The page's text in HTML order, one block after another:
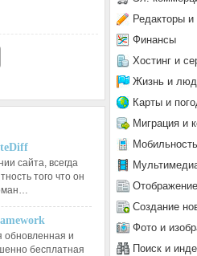
сайта, всегда
того что он
обновленная и
бесплатная
Редакторы и
Финансы
Хостинг и
Жизнь и
Карты и
Миграция и
Мобильность
Создание
Фото и
Поиск и